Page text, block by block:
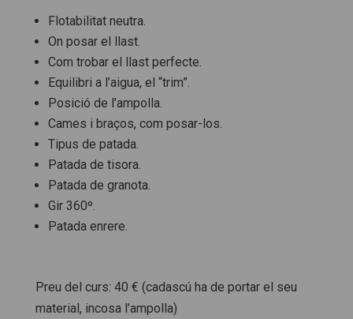
Flotabilitat neutra.
On posar el llast.
Com trobar el llast perfecte.
Equilibri a l’aigua, el “trim”.
Posició de l’ampolla.
Cames i braços, com posar-los.
Tipus de patada.
Patada de tisora.
Patada de granota.
Gir 360º.
Patada enrere.
Preu del curs: 40 € (cadascú ha de portar el seu
material, incosa l’ampolla)